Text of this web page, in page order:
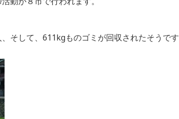
そして、611kgものゴミが回収されたそうです